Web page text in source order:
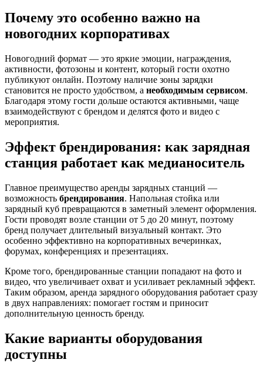
Почему это особенно важно на
новогодних корпоративах
Новогодний формат — это яркие эмоции, награждения,
активности, фотозоны и контент, который гости охотно
публикуют онлайн. Поэтому наличие зоны зарядки
становится не просто удобством, а необходимым сервисом.
Благодаря этому гости дольше остаются активными, чаще
взаимодействуют с брендом и делятся фото и видео с
мероприятия.
Эффект брендирования: как зарядная
станция работает как медианоситель
Главное преимущество аренды зарядных станций —
возможность брендирования. Напольная стойка или
зарядный куб превращаются в заметный элемент оформления.
Гости проводят возле станции от 5 до 20 минут, поэтому
бренд получает длительный визуальный контакт. Это
особенно эффективно на корпоративных вечеринках,
форумах, конференциях и презентациях.
Кроме того, брендированные станции попадают на фото и
видео, что увеличивает охват и усиливает рекламный эффект.
Таким образом, аренда зарядного оборудования работает сразу
в двух направлениях: помогает гостям и приносит
дополнительную ценность бренду.
Какие варианты оборудования
доступны